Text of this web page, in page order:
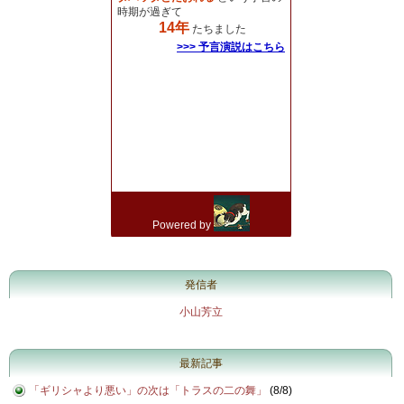
発信者
小山芳立
最新記事
「ギリシャより悪い」の次は「トラスの二の舞」 (8/8)